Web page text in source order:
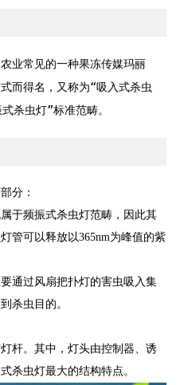
农业常见的一种果冻传媒玛丽
得名，又称为“吸入式杀虫
杀虫灯”标准范畴。
：
于频振式杀虫灯范畴，因此其
灯管可以释放以365nm为峰值的紫
要通过风扇把扑灯的害虫吸入集
虫目的。
。其中，灯头由控制器、诱
虫灯最大的结构特点。